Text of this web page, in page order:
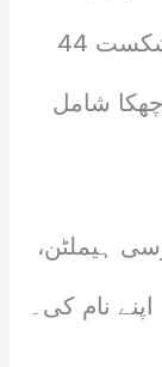
کرتے ہوئے 28 گیندوں پر ناقابل شکست 44
ایک چھکا شامل
ہیملٹن،
نام کی۔